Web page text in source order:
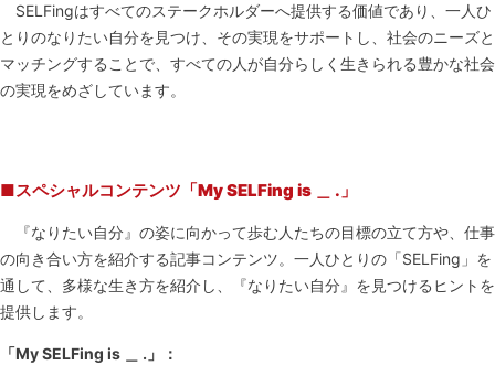
SELFingはすべてのステークホルダーへ提供する価値であり、一人ひ
とりのなりたい自分を見つけ、その実現をサポートし、社会のニーズと
マッチングすることで、すべての人が自分らしく生きられる豊かな社会
の実現をめざしています。
■スペシャルコンテンツ「My SELFing is ＿ .」
『なりたい自分』の姿に向かって歩む人たちの目標の立て方や、仕事
の向き合い方を紹介する記事コンテンツ。一人ひとりの「SELFing」を
通して、多様な生き方を紹介し、『なりたい自分』を見つけるヒントを
提供します。
「My SELFing is ＿ .」：